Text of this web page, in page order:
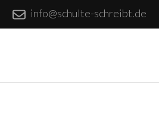
info@schulte-schreibt.de